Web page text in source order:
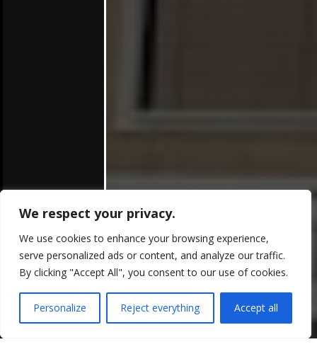
We respect your privacy.
We use cookies to enhance your browsing experience,
serve personalized ads or content, and analyze our traffic.
By clicking "Accept All", you consent to our use of cookies.
Personalize Reject everything Accept all